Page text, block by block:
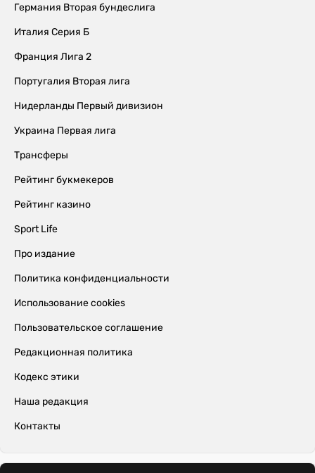
Германия Вторая бундеслига
Италия Серия Б
Франция Лига 2
Португалия Вторая лига
Нидерланды Первый дивизион
Украина Первая лига
Трансферы
Рейтинг букмекеров
Рейтинг казино
Sport Life
Про издание
Политика конфиденциальности
Использование cookies
Пользовательское соглашение
Редакционная политика
Кодекс этики
Наша редакция
Контакты